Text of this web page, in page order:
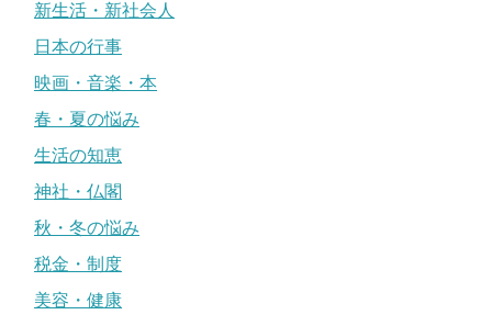
新生活・新社会人
日本の行事
映画・音楽・本
春・夏の悩み
生活の知恵
神社・仏閣
秋・冬の悩み
税金・制度
美容・健康